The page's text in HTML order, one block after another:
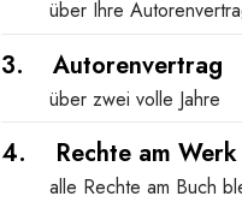
über Ihre
3. Autorenvertrag
über zwei volle Jahre
4. Rechte am Werk
alle Rechte am Buch